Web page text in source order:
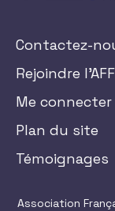
Contactez-
Rejoindre l'AFF
Me connecter
Plan du site
Témoignages
Association